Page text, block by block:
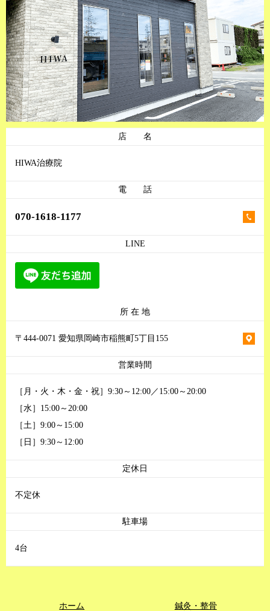
店 名
HIWA治療院
電 話
070-1618-1177
LINE
所 在 地
〒444-0071 愛知県岡崎市稲熊町5丁目155
営業時間
［月・火・木・金・祝］9:30～12:00／15:00～20:00
［水］15:00～20:00
［土］9:00～15:00
［日］9:30～12:00
定休日
不定休
駐車場
4台
ホーム 鍼灸・整骨